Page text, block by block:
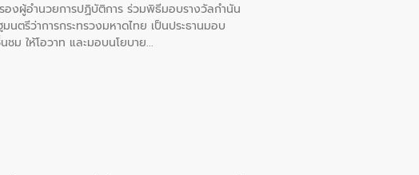
ผู้อำนวยการปฏิบัติการ ร่วมพิธีมอบรางวัลกำนัน
รีว่าการกระทรวงมหาดไทย เป็นประธานมอบ
ม ให้โอวาท และมอบนโยบาย